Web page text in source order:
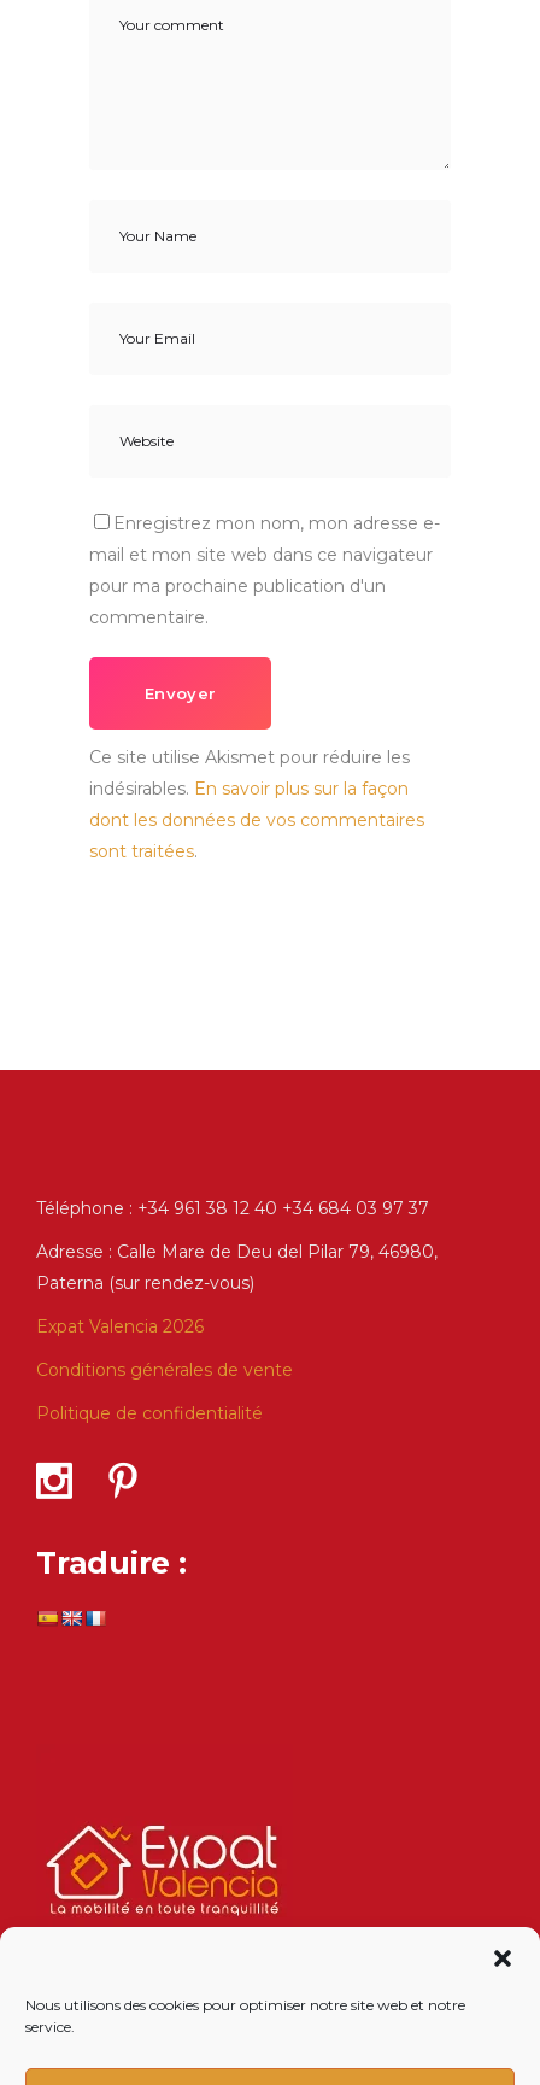
Nous utilisons des cookies pour optimiser notre site web et notre
service.
Enregistrez mon nom, mon adresse e-
mail et mon site web dans ce navigateur
pour ma prochaine publication d'un
commentaire.
Envoyer
Ce site utilise Akismet pour réduire les
indésirables. En savoir plus sur la façon
dont les données de vos commentaires
sont traitées.
Téléphone : +34 961 38 12 40 +34 684 03 97 37
Adresse : Calle Mare de Deu del Pilar 79, 46980,
Paterna (sur rendez-vous)
Expat Valencia 2026
Conditions générales de vente
Politique de confidentialité
Traduire :